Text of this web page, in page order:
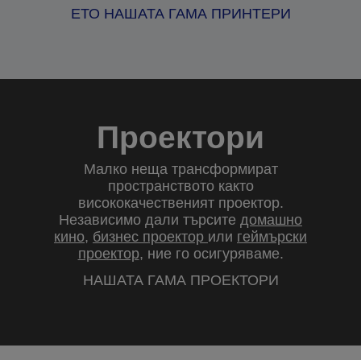
ЕТО НАШАТА ГАМА ПРИНТЕРИ
Проектори
Малко неща трансформират
пространството както
висококачественият проектор.
Независимо дали търсите домашно
кино, бизнес проектор или геймърски
проектор, ние го осигуряваме.
НАШАТА ГАМА ПРОЕКТОРИ